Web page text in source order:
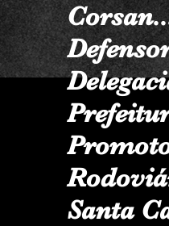
Santa